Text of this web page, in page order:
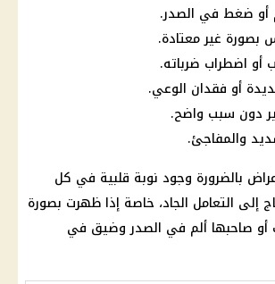
أو ضغط في الصدر.
بصورة غير معتادة.
أو اضطراب ضرباته.
أو فقدان الوعي.
دون سبب واضح.
والمفاجئ.
بالضرورة وجود نوبة قلبية في كل
إلى التعامل الجاد، خاصة إذا ظهرت بصورة
أو صاحبها ألم في الصدر وضيق في